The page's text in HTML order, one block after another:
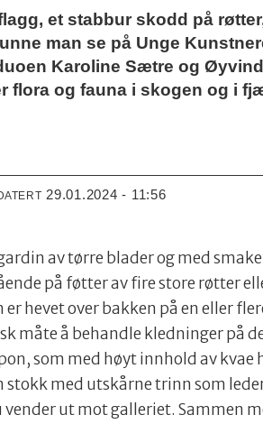
et stabbur skodd på
man se på Unge
Karoline Sætre og
flora og fauna i skogen og i
29.01.2024 - 11:56
av tørre blader og med
på føtter av fire store røtter
hevet over bakken på en eller
måte å behandle kledninger på
som med høyt innhold av
stokk med utskårne trinn som
ut mot galleriet. Sammen